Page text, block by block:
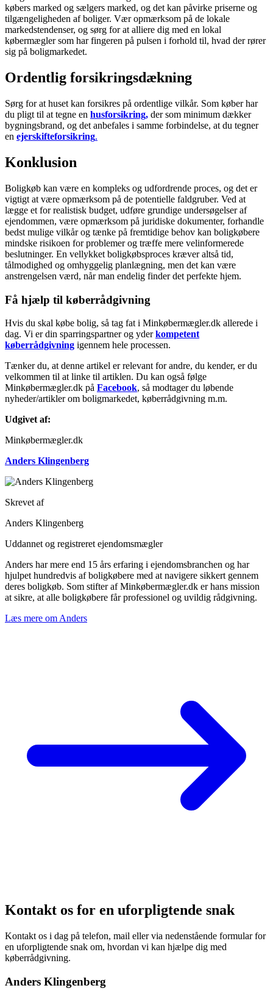
købers marked og sælgers marked, og det kan påvirke priserne og
tilgængeligheden af boliger. Vær opmærksom på de lokale
markedstendenser, og sørg for at alliere dig med en lokal
købermægler som har fingeren på pulsen i forhold til, hvad der rører
sig på boligmarkedet.
Ordentlig forsikringsdækning
Sørg for at huset kan forsikres på ordentlige vilkår. Som køber har
du pligt til at tegne en husforsikring, der som minimum dækker
bygningsbrand, og det anbefales i samme forbindelse, at du tegner
en ejerskifteforsikring.
Konklusion
Boligkøb kan være en kompleks og udfordrende proces, og det er
vigtigt at være opmærksom på de potentielle faldgruber. Ved at
lægge et for realistisk budget, udføre grundige undersøgelser af
ejendommen, være opmærksom på juridiske dokumenter, forhandle
bedst mulige vilkår og tænke på fremtidige behov kan boligkøbere
mindske risikoen for problemer og træffe mere velinformerede
beslutninger. En vellykket boligkøbsproces kræver altså tid,
tålmodighed og omhyggelig planlægning, men det kan være
anstrengelsen værd, når man endelig finder det perfekte hjem.
Få hjælp til køberrådgivning
Hvis du skal købe bolig, så tag fat i Minkøbermægler.dk allerede i
dag. Vi er din sparringspartner og yderkompetent
køberrådgivning igennem hele processen.
Tænker du, at denne artikel er relevant for andre, du kender, er du
velkommen til at linke til artiklen. Du kan også følge
Minkøbermægler.dk på Facebook, så modtager du løbende
nyheder/artikler om boligmarkedet, køberrådgivning m.m.
Udgivet af:
Minkøbermægler.dk
Anders Klingenberg
Skrevet af
Anders Klingenberg
Uddannet og registreret ejendomsmægler
Anders har mere end 15 års erfaring i ejendomsbranchen og har
hjulpet hundredvis af boligkøbere med at navigere sikkert gennem
deres boligkøb. Som stifter af Minkøbermægler.dk er hans mission
at sikre, at alle boligkøbere får professionel og uvildig rådgivning.
Læs mere om Anders
Kontakt os for en uforpligtende snak
Kontakt os i dag på telefon, mail eller via nedenstående formular for
en uforpligtende snak om, hvordan vi kan hjælpe dig med
køberrådgivning.
Anders Klingenberg